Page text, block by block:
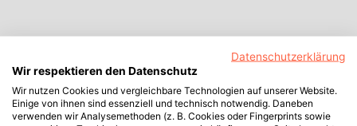
Datenschutzerklärung
Wir respektieren den Datenschutz
Wir nutzen Cookies und vergleichbare Technologien auf unserer Website.
Einige von ihnen sind essenziell und technisch notwendig. Daneben
verwenden wir Analysemethoden (z. B. Cookies oder Fingerprints sowie